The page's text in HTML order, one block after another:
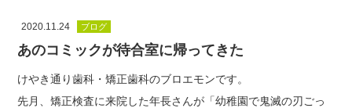
2020.11.24 ブログ
あのコミックが待合室に帰ってきた
けやき通り歯科・矯正歯科のブロエモンです。
先月、矯正検査に来院した年長さんが「幼稚園で鬼滅の刃ごっ